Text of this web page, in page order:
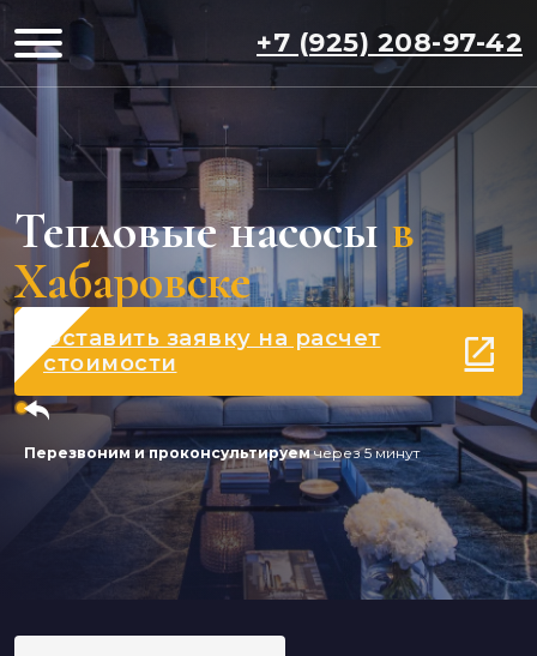
+7 (925) 208-97-42
Тепловые насосы в
Хабаровске
Оставить заявку на расчет
стоимости
Перезвоним и проконсультируемчерез 5 минут